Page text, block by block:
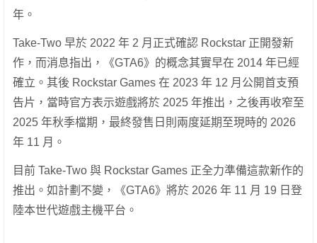
年。
Take-Two 早於 2022 年 2 月正式確認 Rockstar 正開發新
作，而消息指出，《GTA6》的概念其實早在 2014 年已經
確立。其後 Rockstar Games 在 2023 年 12 月公開首支預
告片，當時官方表示遊戲將於 2025 年推出，之後再收窄至
2025 年秋季檔期，最終發售日則兩度延期至現時的 2026
年 11 月。
目前 Take-Two 與 Rockstar Games 正全力準備這款新作的
推出。如計劃不變，《GTA6》將於 2026 年 11 月 19 日登
陸本世代遊戲主機平台。